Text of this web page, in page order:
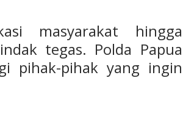
masyarakat hingga
tegas. Polda Papua
pihak-pihak yang ingin